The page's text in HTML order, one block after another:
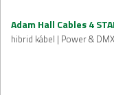
Adam Hall Cables 4
hibrid kábel | Power &